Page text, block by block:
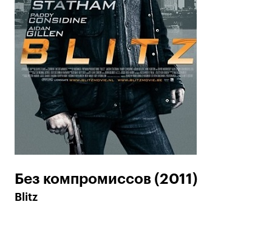
Без компромиссов (2011)
Blitz